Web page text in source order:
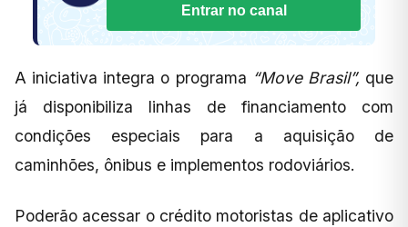
Entrar no canal
A iniciativa integra o programa “Move Brasil”, que
já disponibiliza linhas de financiamento com
condições especiais para a aquisição de
caminhões, ônibus e implementos rodoviários.
Poderão acessar o crédito motoristas de aplicativo